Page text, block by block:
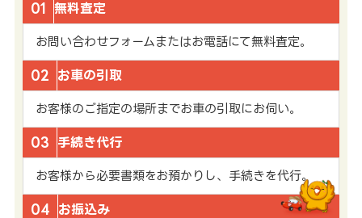
01 無料査定
お問い合わせフォームまたはお電話にて無料査定。
02 お車の引取
お客様のご指定の場所までお車の引取にお伺い。
03 手続き代行
お客様から必要書類をお預かりし、手続きを代行。
04 お振込み